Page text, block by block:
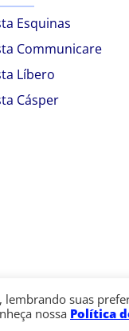
Esquinas
Communicare
Líbero
Cásper
suas
nossa Política